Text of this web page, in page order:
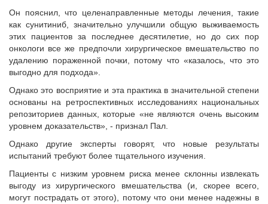
Он пояснил, что целенаправленные методы лечения, такие
как сунитиниб, значительно улучшили общую выживаемость
этих пациентов за последнее десятилетие, но до сих пор
онкологи все же предпочли хирургическое вмешательство по
удалению пораженной почки, потому что «казалось, что это
выгодно для подхода».
Однако это восприятие и эта практика в значительной степени
основаны на ретроспективных исследованиях национальных
репозиториев данных, которые «не являются очень высоким
уровнем доказательств», - признал Пал.
Однако другие эксперты говорят, что новые результаты
испытаний требуют более тщательного изучения.
Пациенты с низким уровнем риска менее склонны извлекать
выгоду из хирургического вмешательства (и, скорее всего,
могут пострадать от этого), потому что они менее надежны в